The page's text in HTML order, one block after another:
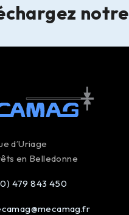
notre
d’Uriage
en Belledonne
479 843 450